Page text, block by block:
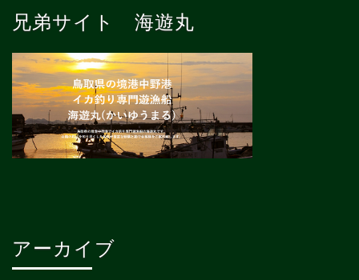
兄弟サイト 海遊丸
アーカイブ